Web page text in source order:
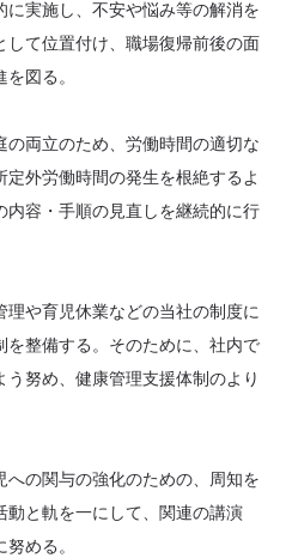
実施し、不安や悩み等の解消を
して位置付け、職場復帰前後の面
図る。
両立のため、労働時間の適切な
外労働時間の発生を根絶するよ
内容・手順の見直しを継続的に行
や育児休業などの当社の制度に
を整備する。そのために、社内で
努め、健康管理支援体制のより
の関与の強化のための、周知を
と軌を一にして、関連の講演
める。